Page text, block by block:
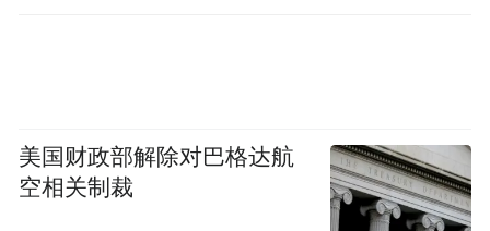
美国财政部解除对巴格达航
空相关制裁